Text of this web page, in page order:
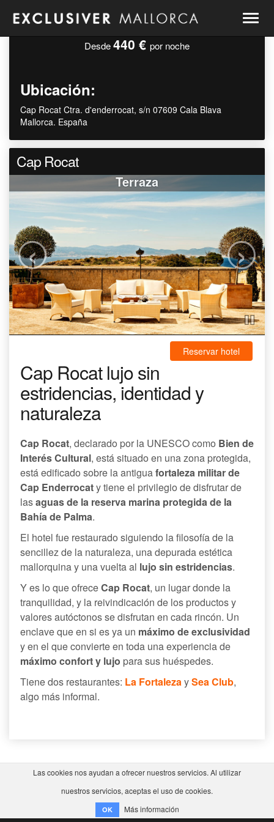
Desde440 € por noche
Ubicación:
Cap Rocat Ctra. d'enderrocat, s/n 07609 Cala Blava
Mallorca. España
Cap Rocat
Terraza
‹ ›
Cap Rocat lujo sin
estridencias, identidad y
naturaleza
Reservar hotel
Cap Rocat, declarado por la UNESCO como Bien de
Interés Cultural, está situado en una zona protegida,
está edificado sobre la antiguafortaleza militar de
Cap Enderrocaty tiene el privilegio de disfrutar de
lasaguas de la reserva marina protegida de la
Bahía de Palma.
El hotel fue restaurado siguiendo la filosofía de la
sencillez de la naturaleza, una depurada estética
mallorquina y una vuelta al lujo sin estridencias.
Y es lo que ofreceCap Rocat, un lugar donde la
tranquilidad, y la reivindicación de los productos y
valores autóctonos se disfrutan en cada rincón. Un
enclave que en si es ya un máximo de exclusividad
y en el que convierte en toda una experiencia de
máximo confort y lujo para sus huéspedes.
Tiene dos restaurantes: La FortalezaySea Club,
algo más informal.
Las cookies nos ayudan a ofrecer nuestros servicios. Al utilizar
nuestros servicios, aceptas el uso de cookies.
OK Más información